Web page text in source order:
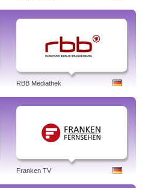
RBB Mediathek
Franken TV